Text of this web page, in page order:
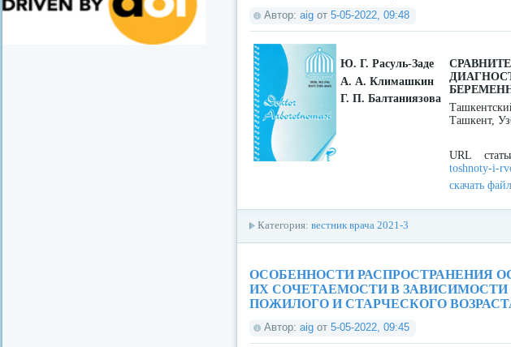
Автор: aig от 5-05-2022, 09:48
Ю. Г. Расуль-Заде
А. А. Климашкин
Г. П. Балтаниязова
Ташкент,
URL
toshnoty-i-
скачать файл
Категория: вестник врача 2021-3
ОСОБЕННОСТИ РАСПРОСТРАНЕНИЯ
ИХ СОЧЕТАЕМОСТИ В
ПОЖИЛОГО И СТАРЧЕСКОГО
Автор: aig от 5-05-2022, 09:45